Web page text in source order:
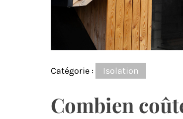
Catégorie : Isolation
Combien